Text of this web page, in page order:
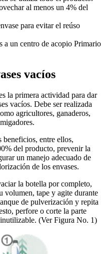
al menos un 4% del
para evitar el reúso
a un centro de acopio Primario
vacíos
la primera actividad para dar
vacíos. Debe ser realizada
agricultores, ganaderos,
entre ellos,
del producto, prevenir la
un manejo adecuado de
de los envases.
la botella por completo,
volumen, tape y agite durante
de pulverización y repita
perfore o corte la parte
(Ver Figura No. 1)